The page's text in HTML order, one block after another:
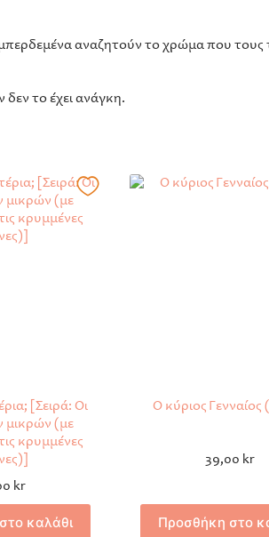
αναζητούν το χρώμα που τους
το έχει ανάγκη.
[Σειρά: Οι
μικρών (με
κρυμμένες
kr
καλάθι
Ο κύριος Γενναίος
39,00 kr
Προσθήκη στο